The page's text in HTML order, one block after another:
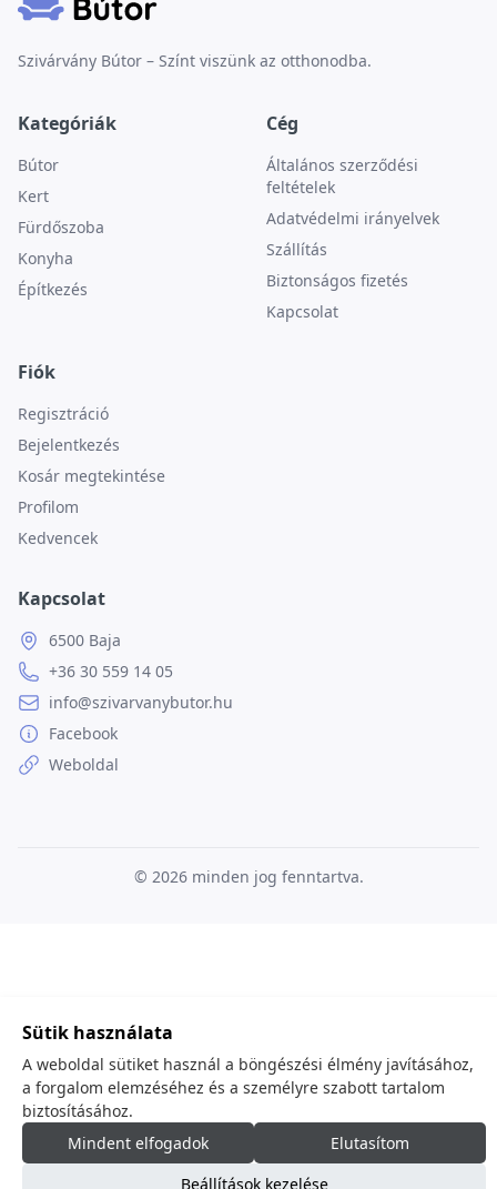
Szivárvány Bútor – Színt viszünk az otthonodba.
Kategóriák
Bútor
Kert
Fürdőszoba
Konyha
Építkezés
Cég
Általános szerződési
feltételek
Adatvédelmi irányelvek
Szállítás
Biztonságos fizetés
Kapcsolat
Fiók
Regisztráció
Bejelentkezés
Kosár megtekintése
Profilom
Kedvencek
Kapcsolat
6500 Baja
+36 30 559 14 05
info@szivarvanybutor.hu
Facebook
Weboldal
© 2026 minden jog fenntartva.
Sütik használata
A weboldal sütiket használ a böngészési élmény javításához,
a forgalom elemzéséhez és a személyre szabott tartalom
biztosításához.
Mindent elfogadok
Elutasítom
Beállítások kezelése